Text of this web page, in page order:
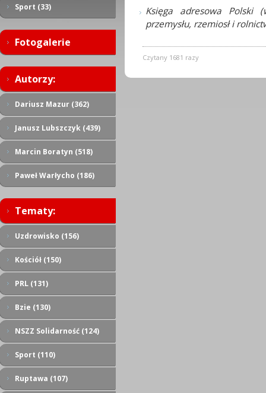
Sport (33)
Fotogalerie
Autorzy:
Dariusz Mazur (362)
Janusz Lubszczyk (439)
Marcin Boratyn (518)
Paweł Warłycho (186)
Tematy:
Uzdrowisko (156)
Kościół (150)
PRL (131)
Bzie (130)
NSZZ Solidarność (124)
Sport (110)
Ruptawa (107)
Księga adresowa Polski
przemysłu, rzemiosł i
Czytany 1681 razy